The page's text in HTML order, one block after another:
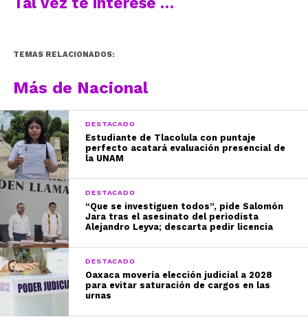
TEMAS RELACIONADOS:
Más de Nacional
DESTACADO
Estudiante de Tlacolula con puntaje
perfecto acatará evaluación presencial de
la UNAM
DESTACADO
“Que se investiguen todos”, pide Salomón
Jara tras el asesinato del periodista
Alejandro Leyva; descarta pedir licencia
DESTACADO
Oaxaca movería elección judicial a 2028
para evitar saturación de cargos en las
urnas